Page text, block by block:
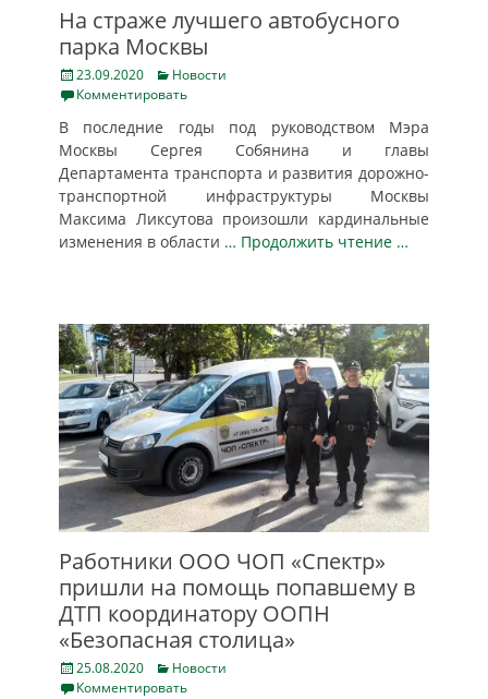
На страже лучшего автобусного
парка Москвы
Posted
on
23.09.2020 Categories
Новости
Комментировать
В последние годы под руководством Мэра
Москвы Сергея Собянина и главы
Департамента транспорта и развития дорожно-
транспортной инфраструктуры Москвы
Максима Ликсутова произошли кардинальные
изменения в области … Продолжить чтение …
Работники ООО ЧОП «Спектр»
пришли на помощь попавшему в
ДТП координатору ООПН
«Безопасная столица»
Posted
on
25.08.2020 Categories
Новости
Комментировать